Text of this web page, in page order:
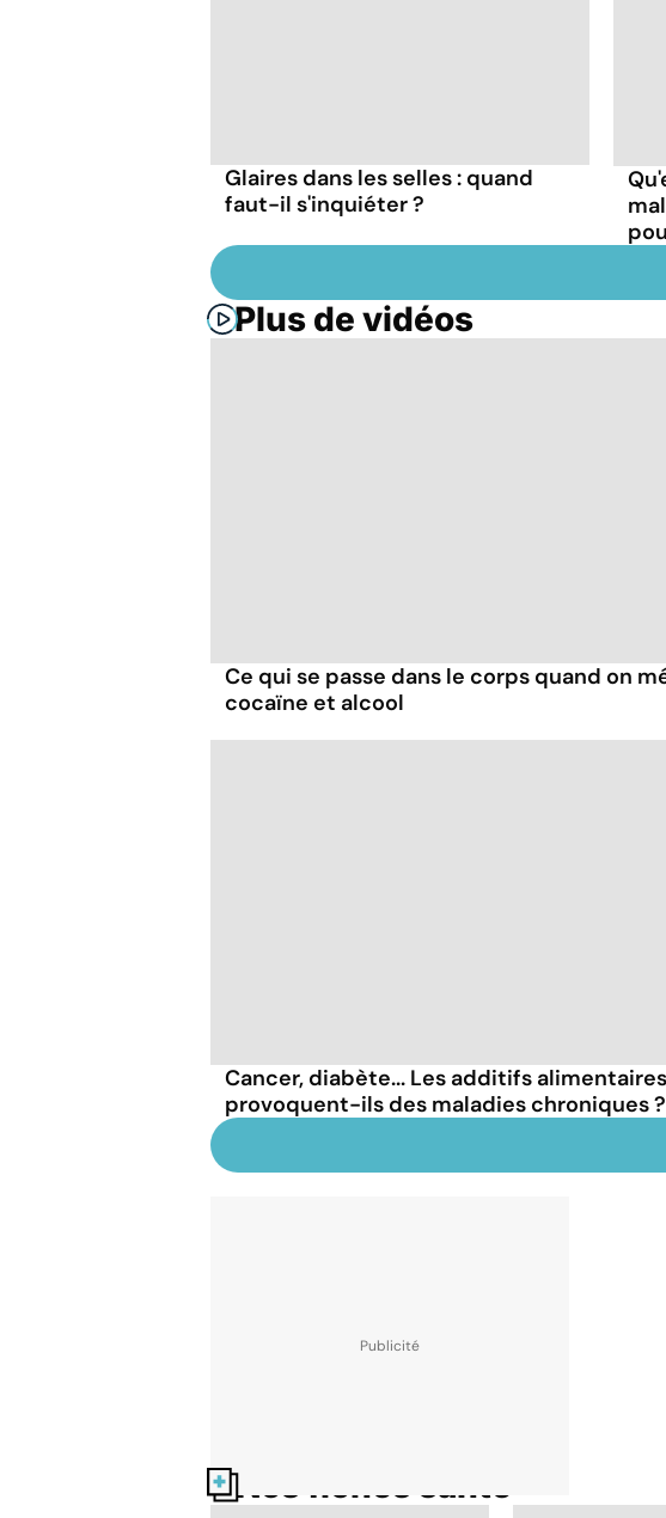
Glaires dans les selles : quand
faut-il s'inquiéter ?
Plus de vidéos
Ce qui se passe dans le corps quand on
cocaïne et alcool
Cancer, diabète... Les additifs alimentaires
provoquent-ils des maladies chroniques ?
Nos fiches santé